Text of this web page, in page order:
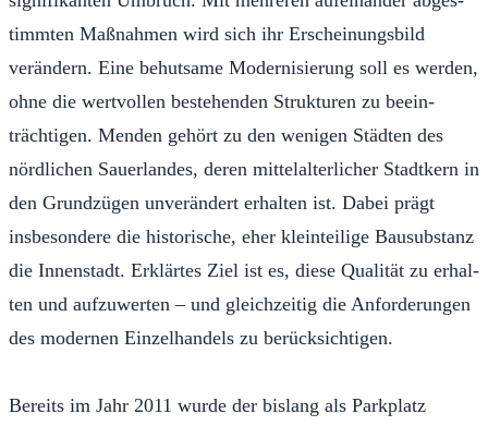
timmten Maß­nah­men wird sich ihr Er­schei­n­ungs­bild
verän­dern. Eine be­hut­same Mod­er­nisierung soll es wer­den,
ohne die wertvollen beste­hen­den Struk­turen zu beein­
trächti­gen. Men­den ge­hört zu den weni­gen Städten des
nördlichen Sauer­lan­des, deren mit­te­lal­ter­lich­er Stadtk­ern in
den Grundzü­gen un­verän­dert er­hal­ten ist. Dabei prägt
insbe­son­dere die his­torische, eher klein­teilige Bau­sub­s­tanz
die In­nen­s­tadt. Erk­lärtes Ziel ist es, diese Qual­ität zu er­hal­
ten und aufzuw­erten – und gleichzeitig die An­forderun­gen
des mod­er­nen Einzel­han­dels zu berück­sichti­gen.
Bere­its im Jahr 2011 wurde der bis­lang als Park­platz